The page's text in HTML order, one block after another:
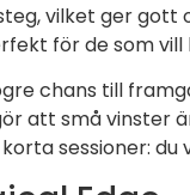
vilket ger
för de som
chans till
att små vinster
sessioner: